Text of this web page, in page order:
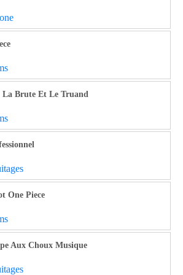
La Brute Et Le Truand
One Piece
Aux Choux Musique